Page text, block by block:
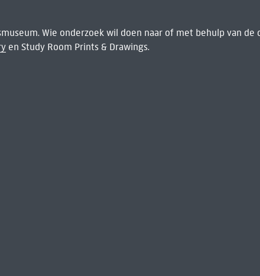
Wie onderzoek wil doen naar of met behulp van de
en Study Room Prints & Drawings.